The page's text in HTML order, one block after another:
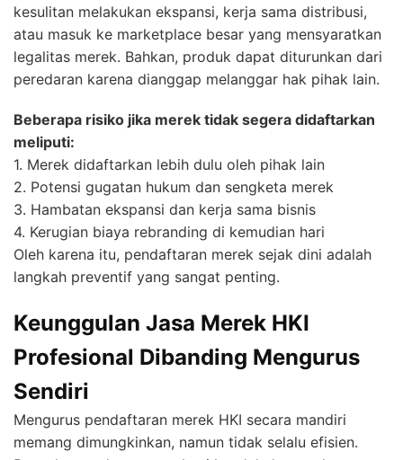
kesulitan melakukan ekspansi, kerja sama distribusi,
atau masuk ke marketplace besar yang mensyaratkan
legalitas merek. Bahkan, produk dapat diturunkan dari
peredaran karena dianggap melanggar hak pihak lain.
Beberapa risiko jika merek tidak segera didaftarkan
meliputi:
1. Merek didaftarkan lebih dulu oleh pihak lain
2. Potensi gugatan hukum dan sengketa merek
3. Hambatan ekspansi dan kerja sama bisnis
4. Kerugian biaya rebranding di kemudian hari
Oleh karena itu, pendaftaran merek sejak dini adalah
langkah preventif yang sangat penting.
Keunggulan Jasa Merek HKI
Profesional Dibanding Mengurus
Sendiri
Mengurus pendaftaran merek HKI secara mandiri
memang dimungkinkan, namun tidak selalu efisien.